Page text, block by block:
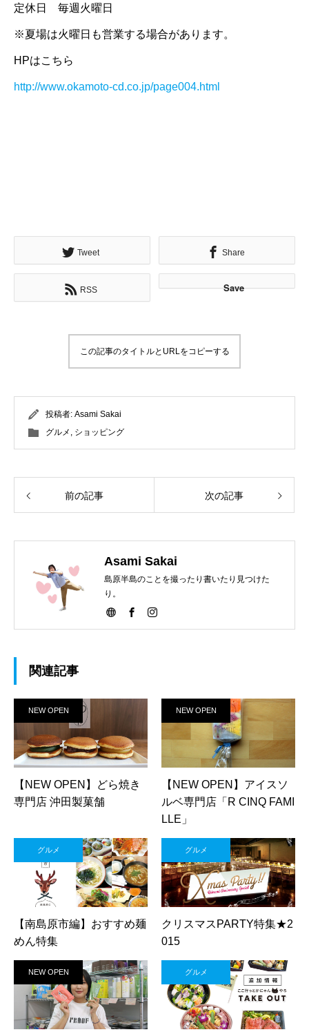
定休日 毎週火曜日
※夏場は火曜日も営業する場合があります。
HPはこちら
http://www.okamoto-cd.co.jp/page004.html
Tweet Share
RSS Save
この記事のタイトルとURLをコピーする
投稿者: Asami Sakai
グルメ , ショッピング
前の記事 次の記事
Asami Sakai
島原半島のことを撮ったり書いたり見つけた
り。
関連記事
NEW OPEN
【NEW OPEN】どら焼き
専門店 沖田製菓舗
NEW OPEN
【NEW OPEN】アイスソ
ルベ専門店「R CINQ FAMI
LLE」
グルメ
【南島原市編】おすすめ麺
めん特集
グルメ
クリスマスPARTY特集★2
015
NEW OPEN グルメ